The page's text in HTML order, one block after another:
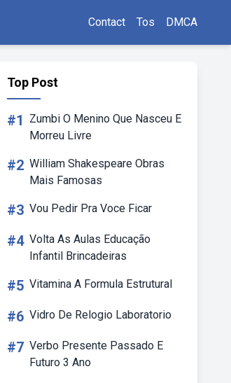
Contact Tos DMCA
Top Post
#1
Zumbi O Menino Que Nasceu E
Morreu Livre
#2 William Shakespeare Obras
Mais Famosas
#3 Vou Pedir Pra Voce Ficar
#4 Volta As Aulas Educação
Infantil Brincadeiras
#5 Vitamina A Formula Estrutural
#6 Vidro De Relogio Laboratorio
#7 Verbo Presente Passado E
Futuro 3 Ano